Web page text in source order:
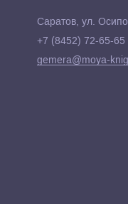
Саратов, ул.
+7 (8452) 72-65-65
gemera@moya-